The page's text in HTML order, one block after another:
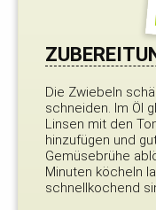
Die Zwiebeln
schneiden. Im Öl
Linsen mit den
hinzufügen und
Gemüsebrühe
Minuten köcheln
schnellkochend